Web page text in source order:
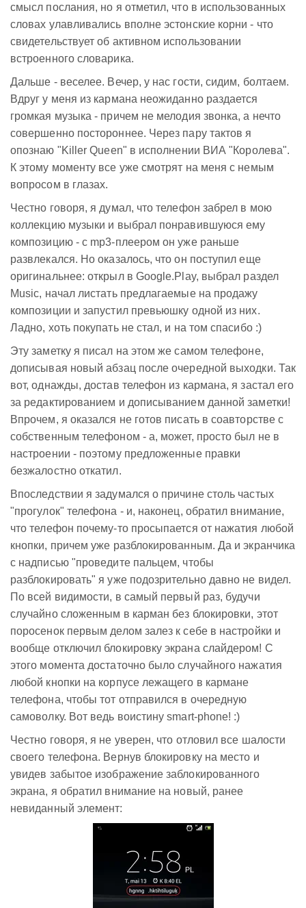
смысл послания, но я отметил, что в использованных
словах улавливались вполне эстонские корни - что
свидетельствует об активном использовании
встроенного словарика.
Дальше - веселее. Вечер, у нас гости, сидим, болтаем.
Вдруг у меня из кармана неожиданно раздается
громкая музыка - причем не мелодия звонка, а нечто
совершенно постороннее. Через пару тактов я
опознаю "Killer Queen" в исполнении ВИА "Королева".
К этому моменту все уже смотрят на меня с немым
вопросом в глазах.
Честно говоря, я думал, что телефон забрел в мою
коллекцию музыки и выбрал понравившуюся ему
композицию - с mp3-плеером он уже раньше
развлекался. Но оказалось, что он поступил еще
оригинальнее: открыл в Google.Play, выбрал раздел
Music, начал листать предлагаемые на продажу
композиции и запустил превьюшку одной из них.
Ладно, хоть покупать не стал, и на том спасибо :)
Эту заметку я писал на этом же самом телефоне,
дописывая новый абзац после очередной выходки. Так
вот, однажды, достав телефон из кармана, я застал его
за редактированием и дописыванием данной заметки!
Впрочем, я оказался не готов писать в соавторстве с
собственным телефоном - а, может, просто был не в
настроении - поэтому предложенные правки
безжалостно откатил.
Впоследствии я задумался о причине столь частых
"прогулок" телефона - и, наконец, обратил внимание,
что телефон почему-то просыпается от нажатия любой
кнопки, причем уже разблокированным. Да и экранчика
с надписью "проведите пальцем, чтобы
разблокировать" я уже подозрительно давно не видел.
По всей видимости, в самый первый раз, будучи
случайно сложенным в карман без блокировки, этот
поросенок первым делом залез к себе в настройки и
вообще отключил блокировку экрана слайдером! С
этого момента достаточно было случайного нажатия
любой кнопки на корпусе лежащего в кармане
телефона, чтобы тот отправился в очередную
самоволку. Вот ведь воистину smart-phone! :)
Честно говоря, я не уверен, что отловил все шалости
своего телефона. Вернув блокировку на место и
увидев забытое изображение заблокированного
экрана, я обратил внимание на новый, ранее
невиданный элемент: